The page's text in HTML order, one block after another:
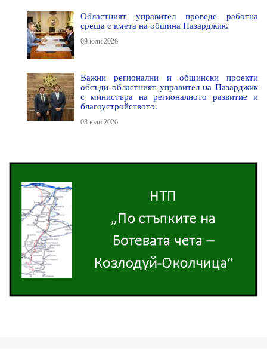
Областният управител проведе работна
среща с кмета на община Пазарджик.
09 юли 2026
Важни регионални и общински проекти
обсъди областният управител на Пазарджик
с министъра на регионалното развитие и
благоустройството.
08 юли 2026